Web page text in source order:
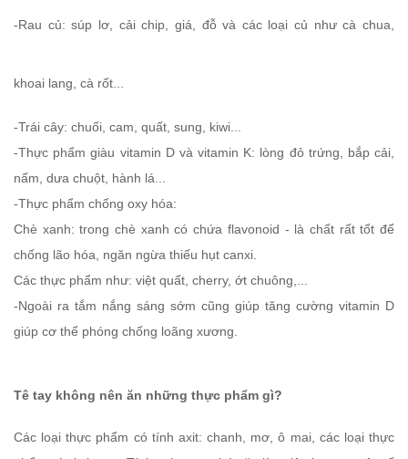
-Rau củ: súp lơ, cải chip, giá, đỗ và các loại củ như cà chua,
khoai lang, cà rốt...
-Trái cây: chuối, cam, quất, sung, kiwi...
-Thực phẩm giàu vitamin D và vitamin K: lòng đỏ trứng, bắp cải,
nấm, dưa chuột, hành lá...
-Thực phẩm chống oxy hóa:
Chè xanh: trong chè xanh có chứa flavonoid - là chất rất tốt để
chống lão hóa, ngăn ngừa thiếu hụt canxi.
Các thực phẩm như: việt quất, cherry, ớt chuông,...
-Ngoài ra tắm nắng sáng sớm cũng giúp tăng cường vitamin D
giúp cơ thể phóng chống loãng xương.
Tê tay không nên ăn những thực phẩm gì?
Các loại thực phẩm có tính axit: chanh, mơ, ô mai, các loại thực